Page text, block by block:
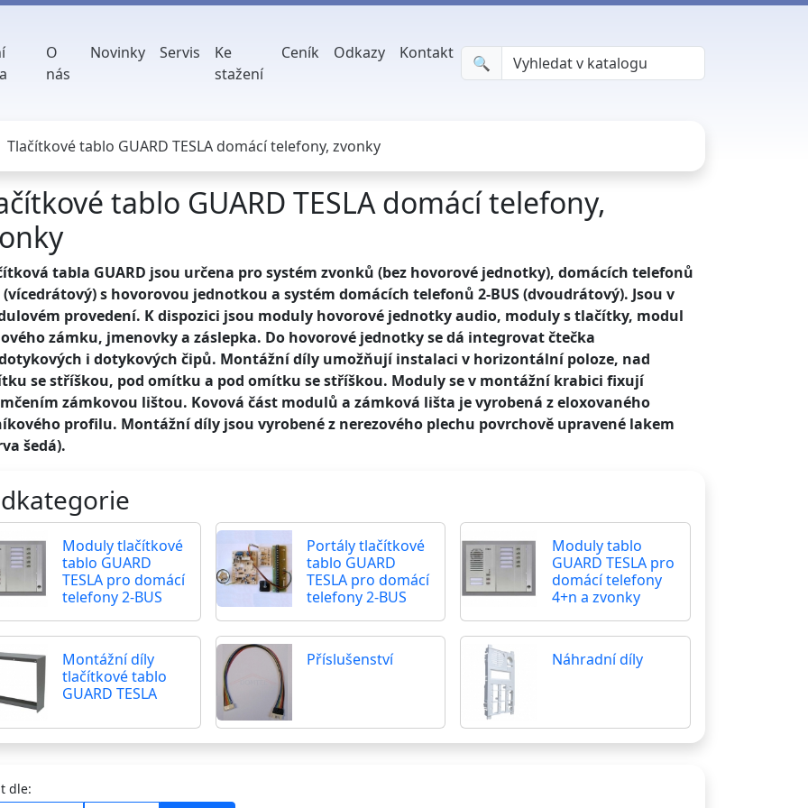
O
nás
Novinky Servis
Ke
stažení
Ceník Odkazy Kontakt
🔍︎
Tlačítkové tablo GUARD TESLA domácí telefony, zvonky
tablo GUARD TESLA domácí telefony,
tabla GUARD jsou určena pro systém zvonků (bez hovorové jednotky), domácích telefonů
(vícedrátový) s hovorovou jednotkou a systém domácích telefonů 2-BUS (dvoudrátový). Jsou v
provedení. K dispozici jsou moduly hovorové jednotky audio, moduly s tlačítky, modul
zámku, jmenovky a záslepka. Do hovorové jednotky se dá integrovat čtečka
i dotykových čipů. Montážní díly umožňují instalaci v horizontální poloze, nad
se stříškou, pod omítku a pod omítku se stříškou. Moduly se v montážní krabici fixují
zámkovou lištou. Kovová část modulů a zámková lišta je vyrobená z eloxovaného
profilu. Montážní díly jsou vyrobené z nerezového plechu povrchově upravené lakem
šedá).
Moduly tlačítkové
tablo GUARD
TESLA pro domácí
telefony 2-BUS
Portály tlačítkové
tablo GUARD
TESLA pro domácí
telefony 2-BUS
Moduly tablo
GUARD TESLA pro
domácí telefony
4+n a zvonky
Montážní díly
tlačítkové tablo
GUARD TESLA
Příslušenství Náhradní díly
dle: